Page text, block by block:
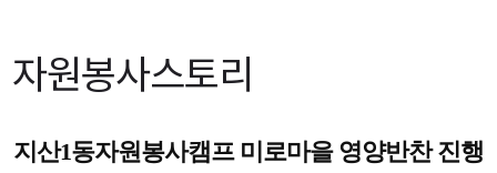
자원봉사스토리
지산1동자원봉사캠프 미로마을 영양반찬 진행